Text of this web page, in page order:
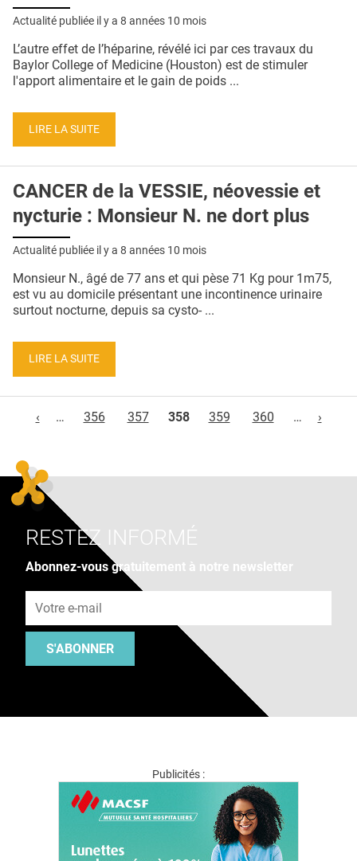
Actualité publiée il y a 8 années 10 mois
L’autre effet de l’héparine, révélé ici par ces travaux du
Baylor College of Medicine (Houston) est de stimuler
l'apport alimentaire et le gain de poids ...
LIRE LA SUITE
CANCER de la VESSIE, néovessie et
nycturie : Monsieur N. ne dort plus
Actualité publiée il y a 8 années 10 mois
Monsieur N., âgé de 77 ans et qui pèse 71 Kg pour 1m75,
est vu au domicile présentant une incontinence urinaire
surtout nocturne, depuis sa cysto- ...
LIRE LA SUITE
‹
… 356 357 358 359 360 … ›
RESTEZ INFORMÉ
Abonnez-vous gratuitement à notre newsletter
S'ABONNER
Publicités :